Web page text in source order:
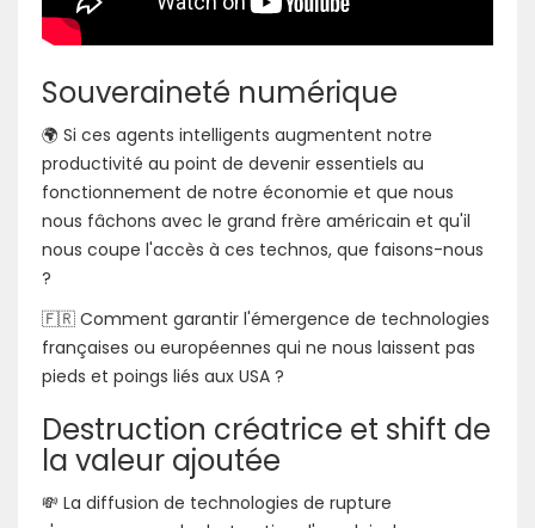
Souveraineté numérique
🌍 Si ces agents intelligents augmentent notre
productivité au point de devenir essentiels au
fonctionnement de notre économie et que nous
nous fâchons avec le grand frère américain et qu'il
nous coupe l'accès à ces technos, que faisons-nous
?
🇫🇷 Comment garantir l'émergence de technologies
françaises ou européennes qui ne nous laissent pas
pieds et poings liés aux USA ?
Destruction créatrice et shift de
la valeur ajoutée
💸 La diffusion de technologies de rupture